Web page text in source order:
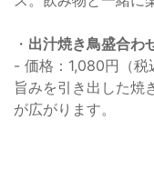
・ 出汁焼き鳥盛合わ
- 価格：1,080円（税
旨みを引き出した焼
が広がります。